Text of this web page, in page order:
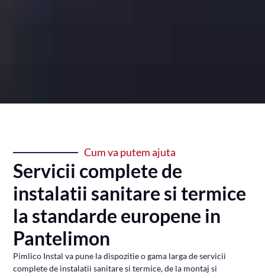
Servicii complete de
la standarde europene in
Pantelimon
Pimlico Instal va pune la dispozitie o gama larga de servicii
complete de instalatii sanitare si termice, de la montaj si
reparatii, la proiectare si mentenanta. Acoperim intreaga zona
metropolitana a Bucurestiului, inclusiv cartierul Pantelimon,
garantand interventii rapide si eficiente pentru orice problema
de instalatii termice, sanitare sau de gaze. De la lucrari de baza la
proiecte complete, echipa noastra se distinge prin
profesionalism, experienta si atentie la detalii. Alegeti Pimlico